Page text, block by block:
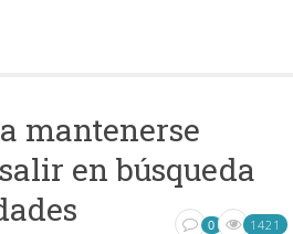
mantenerse
en búsqueda
0 1421